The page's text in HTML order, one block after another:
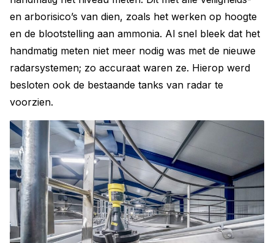
en arborisico’s van dien, zoals het werken op hoogte
en de blootstelling aan ammonia. Al snel bleek dat het
handmatig meten niet meer nodig was met de nieuwe
radarsystemen; zo accuraat waren ze. Hierop werd
besloten ook de bestaande tanks van radar te
voorzien.